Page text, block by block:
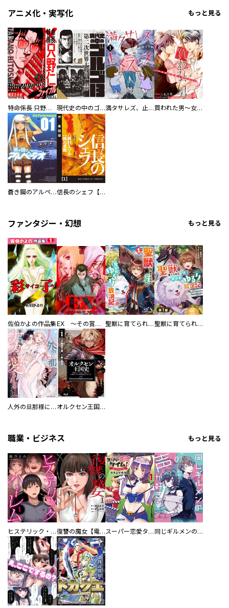
アニメ化・実写化 もっと見る
特命係長 只野仁ファイナル 愛蔵版 現代史の中のゴルゴ13 満タサレズ、止メラレズ 買われた男～女性限定快感セラピスト～【描き下ろしおまけ付き特装版】
蒼き鋼のアルペジオ 信長のシェフ【単話版】
ファンタジー・幻想 もっと見る
佐伯かよの作品集 EX ～その賞金稼ぎは、世界の出口を探す～【単行本版】 聖獣に育てられた少年の異世界ゆるり放浪記～神様からもらったチート魔法で、仲間たちとスローライフを満喫中～ 聖獣に育てられた少年の異世界ゆるり放浪記～神様からもらったチート魔法で、仲間たちとスローライフを満喫中～【分冊版】
人外の旦那様に娶られ毎晩ナカまで愛される…。アンソロジー オルクセン王国史
職業・ビジネス もっと見る
ヒステリック・ハーレム～搾られる男と堕ちる女～【電子単行本版】 復讐の魔女【電子単行本版】 スーパー恋愛タイム！～現場でドＳな彼女は自宅でデレる～ 同じギルメンの声が好き